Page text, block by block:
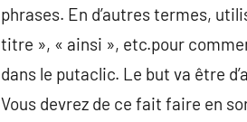
phrases. En d’autres termes,
titre », « ainsi », etc.pour
dans le putaclic. Le but va être
Vous devrez de ce fait faire en